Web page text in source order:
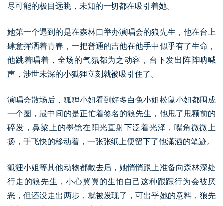
尽可能的极目远眺，未知的一切都在吸引着她。
她第一个遇到的是在森林口举办演唱会的狼先生，他在台上
肆意挥洒着青春，一把普通的吉他在他手中似乎有了生命，
他跳着唱着，全场的气氛都为之动容，台下发出阵阵呐喊
声，涉世未深的小狐狸立刻就被吸引住了。
演唱会散场后，狐狸小姐看到好多白兔小姐松鼠小姐都围成
一个圈，最中间的是正忙着签名的狼先生，他甩了甩额前的
碎发，鼻梁上的墨镜在阳光直射下泛着光泽，嘴角微微上
扬，手飞快的移动着，一张张纸上便留下了他潇洒的笔迹。
狐狸小姐等其他动物都散去后，她悄悄跟上准备向森林深处
行走的狼先生，小心翼翼的生怕自己这种跟踪行为会被厌
恶，但还没走出两步，就被发现了，可出乎她的意料，狼先